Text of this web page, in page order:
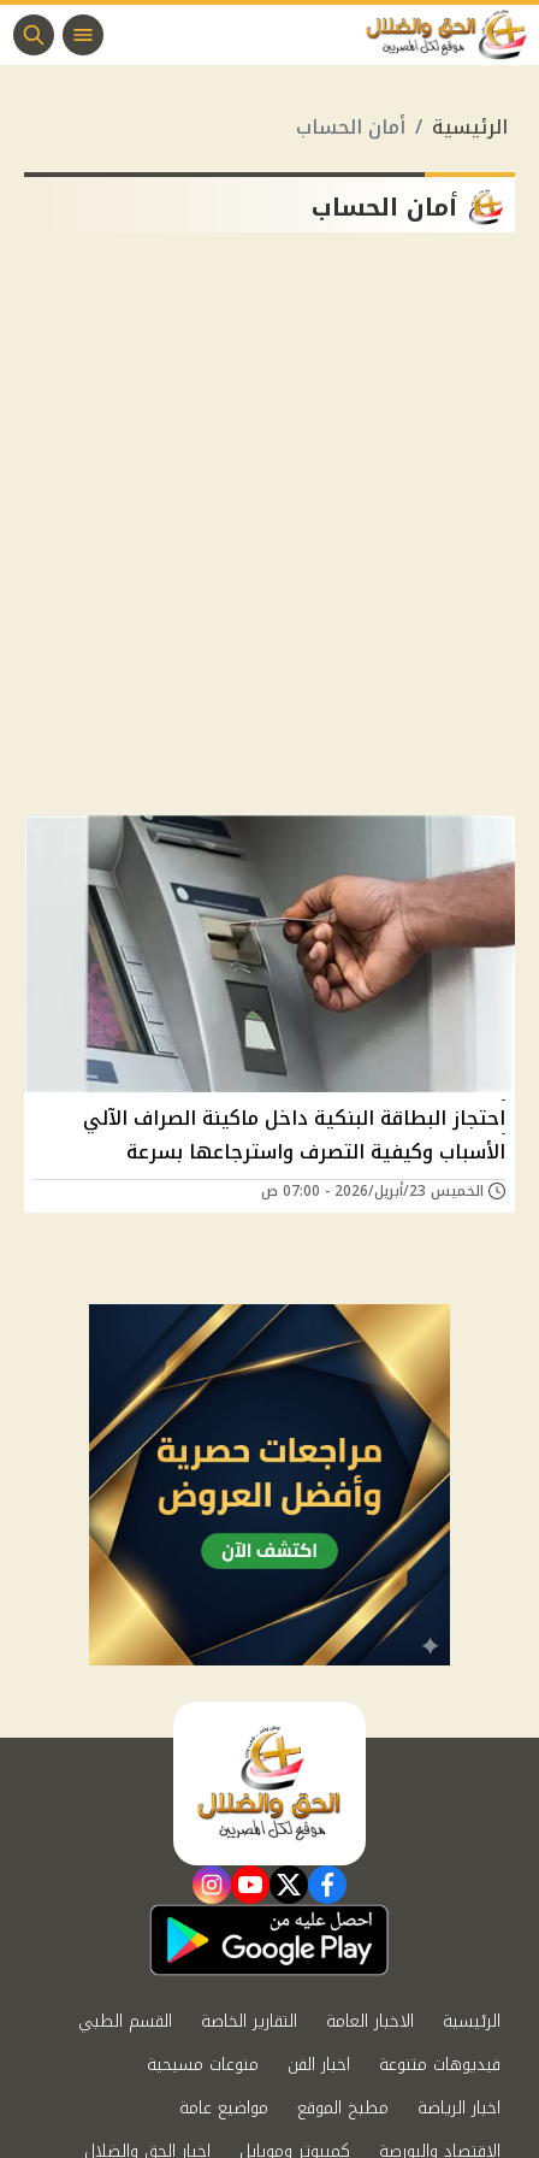
الرئيسية أمان الحساب
أمان الحساب
احتجاز البطاقة البنكية داخل ماكينة الصراف الآلي
الأسباب وكيفية التصرف واسترجاعها بسرعة
الخميس 23/أبريل/2026 - 07:00 ص
facebook
twitter
youtube
instagram
الرئيسية الاخبار العامة التقارير الخاصة
القسم الطبي
فيديوهات متنوعة
اخبار الفن
منوعات مسيحية
اخبار الرياضة
مطبخ الموقع
مواضيع عامة
الاقتصاد والبورصة
كمبيوتر وموبايل اخبار الحق والضلال